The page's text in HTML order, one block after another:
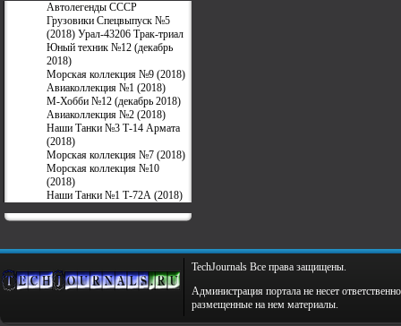
Автолегенды СССР
Грузовики Спецвыпуск №5
(2018) Урал-43206 Трак-триал
Юный техник №12 (декабрь
2018)
Морская коллекция №9 (2018)
Авиаколлекция №1 (2018)
М-Хобби №12 (декабрь 2018)
Авиаколлекция №2 (2018)
Наши Танки №3 Т-14 Армата
(2018)
Морская коллекция №7 (2018)
Морская коллекция №10
(2018)
Наши Танки №1 Т-72А (2018)
TechJournals Все права защищены.
Администрация портала не несет
размещенные на нем материалы.